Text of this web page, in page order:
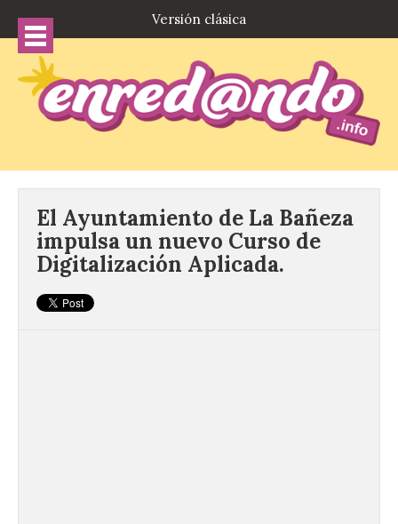
Versión clásica
El Ayuntamiento de La Bañeza
impulsa un nuevo Curso de
Digitalización Aplicada.